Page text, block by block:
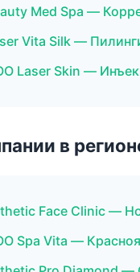
Med Spa —
Vita Silk —
Laser Skin —
в
Face Clinic —
Spa Vita —